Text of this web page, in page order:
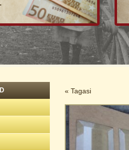
« Tagasi